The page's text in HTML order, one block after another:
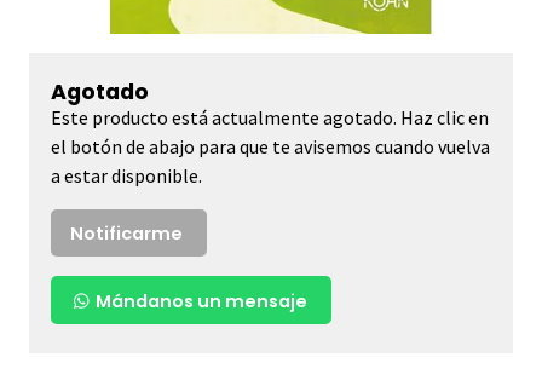
Agotado
Este producto está actualmente agotado. Haz clic en
el botón de abajo para que te avisemos cuando vuelva
a estar disponible.
Notificarme
Mándanos un mensaje